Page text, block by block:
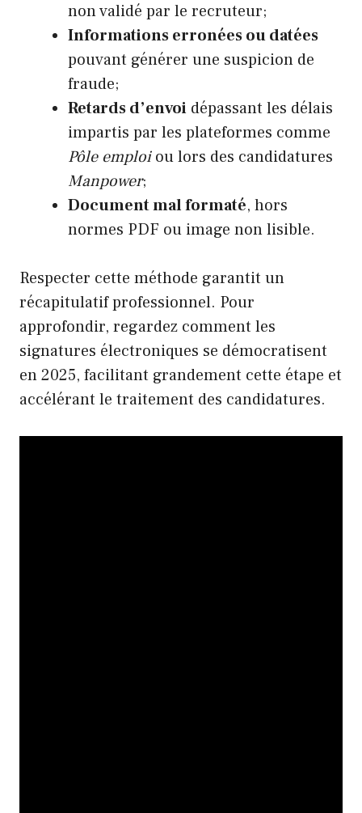
non validé par le recruteur;
Informations erronées ou datées
pouvant générer une suspicion de
fraude;
Retards d’envoi dépassant les délais
impartis par les plateformes comme
Pôle emploiou lors des candidatures
Manpower;
Document mal formaté, hors
normes PDF ou image non lisible.
Respecter cette méthode garantit un
récapitulatif professionnel. Pour
approfondir, regardez comment les
signatures électroniques se démocratisent
en 2025, facilitant grandement cette étape et
accélérant le traitement des candidatures.